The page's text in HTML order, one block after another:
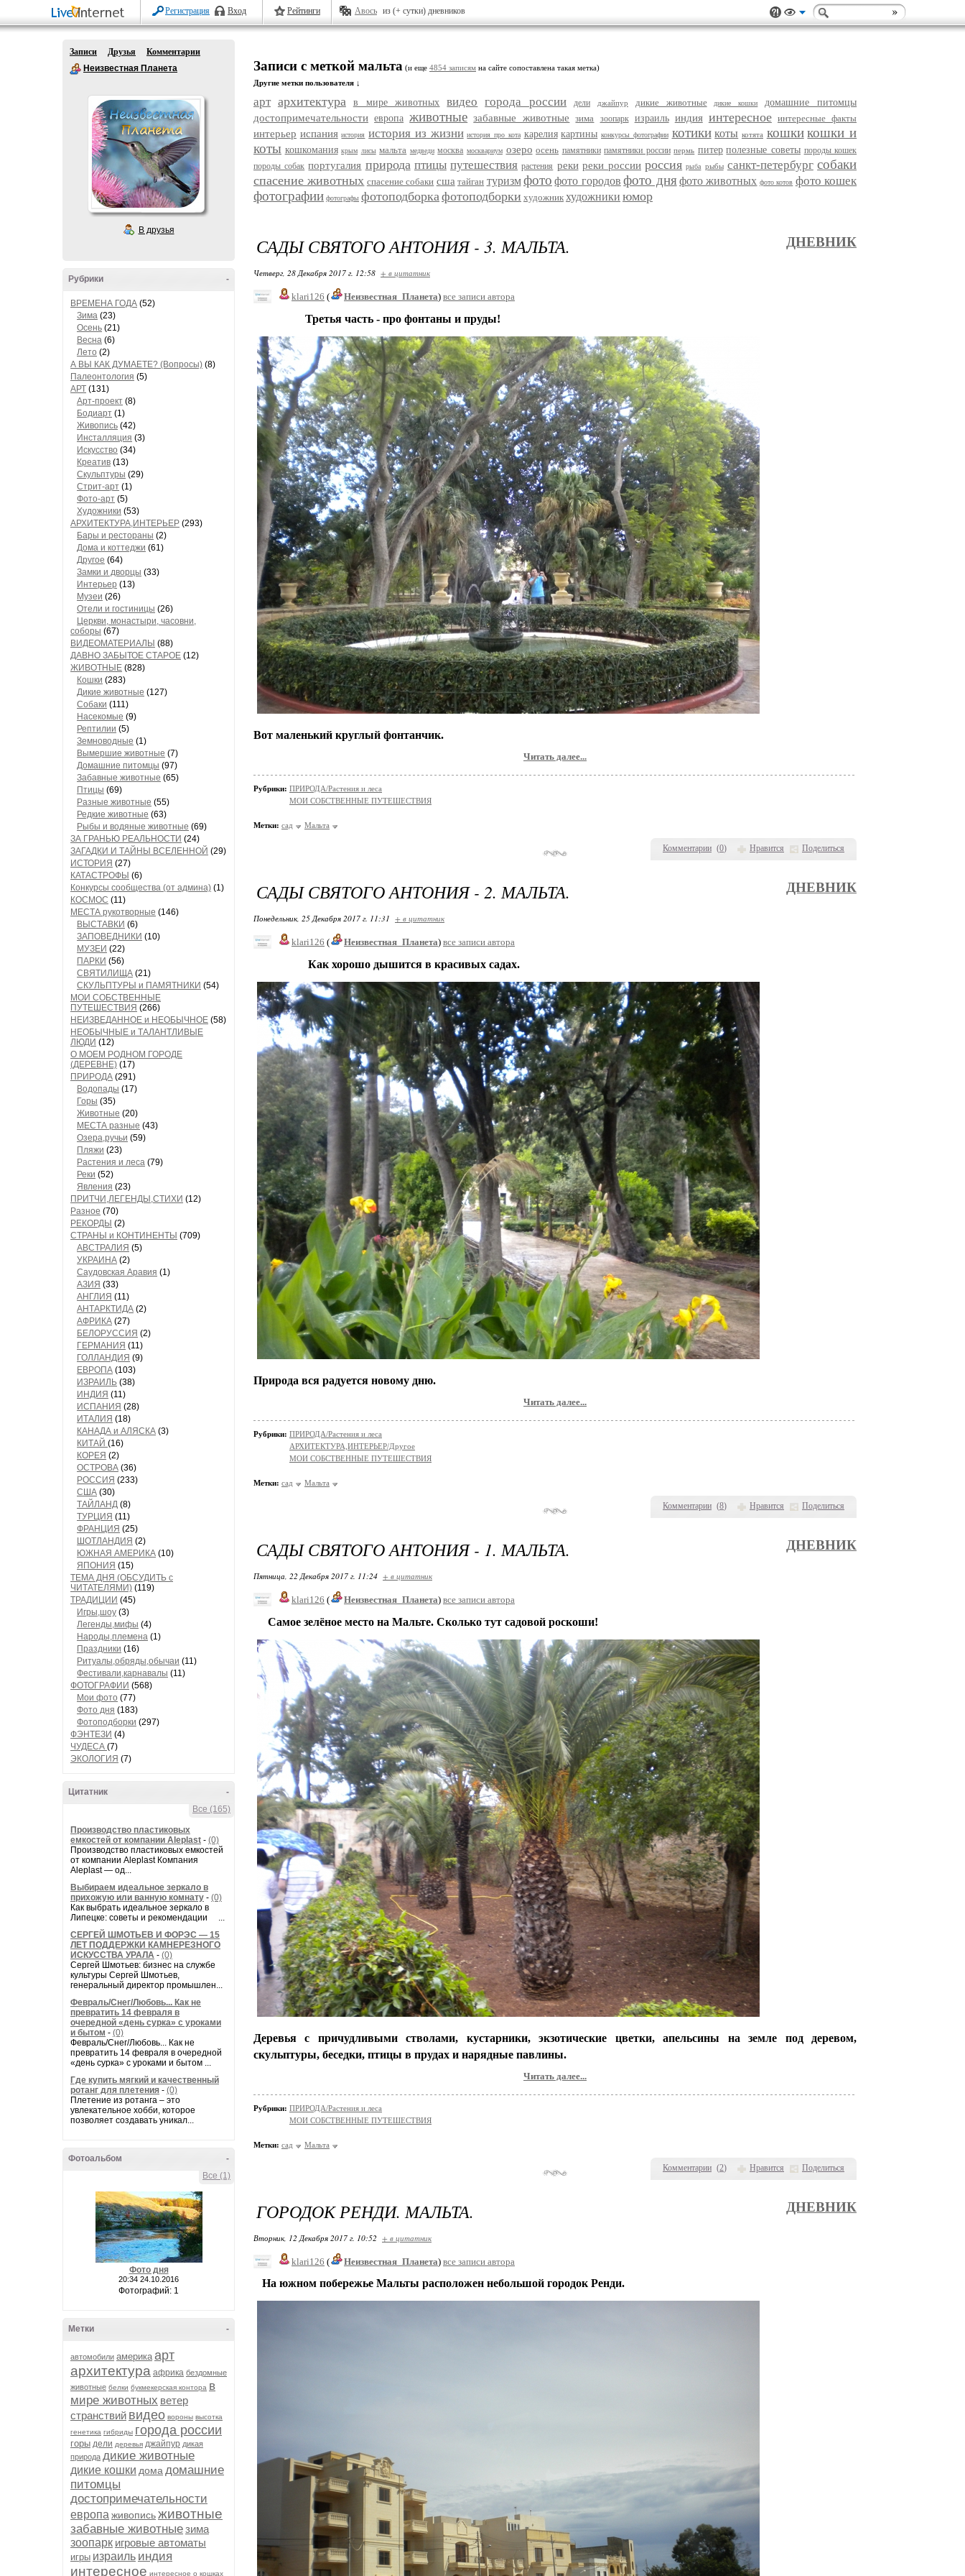
Регистрация Вход Рейтинги Авось из (+ сутки) дневников
Записи Друзья
Комментарии
Неизвестная Планета
В друзья
-
Рубрики
ВРЕМЕНА ГОДА (52)
Зима (23)
Осень (21)
Весна (6)
Лето (2)
А ВЫ КАК ДУМАЕТЕ? (Вопросы) (8)
Палеонтология (5)
АРТ (131)
Арт-проект (8)
Бодиарт (1)
Живопись (42)
Инсталляция (3)
Искусство (34)
Креатив (13)
Скульптуры (29)
Стрит-арт (1)
Фото-арт (5)
Художники (53)
АРХИТЕКТУРА,ИНТЕРЬЕР (293)
Бары и рестораны (2)
Дома и коттеджи (61)
Другое (64)
Замки и дворцы (33)
Интерьер (13)
Музеи (26)
Отели и гостиницы (26)
Церкви, монастыри, часовни,
соборы (67)
ВИДЕОМАТЕРИАЛЫ (88)
ДАВНО ЗАБЫТОЕ СТАРОЕ (12)
ЖИВОТНЫЕ (828)
Кошки (283)
Дикие животные (127)
Собаки (111)
Насекомые (9)
Рептилии (5)
Земноводные (1)
Вымершие животные (7)
Домашние питомцы (97)
Забавные животные (65)
Птицы (69)
Разные животные (55)
Редкие животные (63)
Рыбы и водяные животные (69)
ЗА ГРАНЬЮ РЕАЛЬНОСТИ (24)
ЗАГАДКИ И ТАЙНЫ ВСЕЛЕННОЙ (29)
ИСТОРИЯ (27)
КАТАСТРОФЫ (6)
Конкурсы сообщества (от админа) (1)
КОСМОС (11)
МЕСТА рукотворные (146)
ВЫСТАВКИ (6)
ЗАПОВЕДНИКИ (10)
МУЗЕИ (22)
ПАРКИ (56)
СВЯТИЛИЩА (21)
СКУЛЬПТУРЫ и ПАМЯТНИКИ (54)
МОИ СОБСТВЕННЫЕ
ПУТЕШЕСТВИЯ (266)
НЕИЗВЕДАННОЕ и НЕОБЫЧНОЕ (58)
НЕОБЫЧНЫЕ и ТАЛАНТЛИВЫЕ
ЛЮДИ (12)
О МОЕМ РОДНОМ ГОРОДЕ
(ДЕРЕВНЕ) (17)
ПРИРОДА (291)
Водопады (17)
Горы (35)
Животные (20)
МЕСТА разные (43)
Озера,ручьи (59)
Пляжи (23)
Растения и леса (79)
Реки (52)
Явления (23)
ПРИТЧИ,ЛЕГЕНДЫ,СТИХИ (12)
Разное (70)
РЕКОРДЫ (2)
СТРАНЫ и КОНТИНЕНТЫ (709)
АВСТРАЛИЯ (5)
УКРАИНА (2)
Саудовская Аравия (1)
АЗИЯ (33)
АНГЛИЯ (11)
АНТАРКТИДА (2)
АФРИКА (27)
БЕЛОРУССИЯ (2)
ГЕРМАНИЯ (11)
ГОЛЛАНДИЯ (9)
ЕВРОПА (103)
ИЗРАИЛЬ (38)
ИНДИЯ (11)
ИСПАНИЯ (28)
ИТАЛИЯ (18)
КАНАДА и АЛЯСКА (3)
КИТАЙ (16)
КОРЕЯ (2)
ОСТРОВА (36)
РОССИЯ (233)
США (30)
ТАЙЛАНД (8)
ТУРЦИЯ (11)
ФРАНЦИЯ (25)
ШОТЛАНДИЯ (2)
ЮЖНАЯ АМЕРИКА (10)
ЯПОНИЯ (15)
ТЕМА ДНЯ (ОБСУДИТЬ с
ЧИТАТЕЛЯМИ) (119)
ТРАДИЦИИ (45)
Игры,шоу (3)
Легенды,мифы (4)
Народы,племена (1)
Праздники (16)
Ритуалы,обряды,обычаи (11)
Фестивали,карнавалы (11)
ФОТОГРАФИИ (568)
Мои фото (77)
Фото дня (183)
Фотоподборки (297)
ФЭНТЕЗИ (4)
ЧУДЕСА (7)
ЭКОЛОГИЯ (7)
-
Цитатник
Все (165)
Производство пластиковых
емкостей от компании Aleplast - (0)
Производство пластиковых емкостей
от компании Aleplast Компания
Aleplast — од...
Выбираем идеальное зеркало в
прихожую или ванную комнату - (0)
Как выбрать идеальное зеркало в
Липецке: советы и рекомендации ...
СЕРГЕЙ ШМОТЬЕВ И ФОРЭС — 15
ЛЕТ ПОДДЕРЖКИ КАМНЕРЕЗНОГО
ИСКУССТВА УРАЛА - (0)
Сергей Шмотьев: бизнес на службе
культуры Сергей Шмотьев,
генеральный директор промышлен...
Февраль/Снег/Любовь... Как не
превратить 14 февраля в
очередной «день сурка» с уроками
и бытом - (0)
Февраль/Снег/Любовь... Как не
превратить 14 февраля в очередной
«день сурка» с уроками и бытом ...
Где купить мягкий и качественный
ротанг для плетения - (0)
Плетение из ротанга – это
увлекательное хобби, которое
позволяет создавать уникал...
-
Фотоальбом
Все (1)
Фото дня
20:34 24.10.2016
Фотографий: 1
-
Метки
автомобили америка арт
архитектура африка бездомные
животные белки букмекерская контора в
мире животных ветер
странствий видео вороны высотка
генетика гибриды города россии
горы дели деревья джайпур дикая
природа дикие животные
дикие кошки дома домашние
питомцы
достопримечательности
европа живописьживотные
забавные животныезима
зоопарк игровые автоматы
игры израиль индия
интересное интересное о кошках
Записи с меткой мальта (и еще 4854 записям на сайте сопоставлена такая метка)
Другие метки пользователя ↓
арт архитектура в мире животных видео города россии дели джайпур дикие животные дикие кошки домашние питомцы
достопримечательности европа животные забавные животные зима зоопарк израиль индия интересное интересные факты
интерьер испания история история из жизни история про кота карелия картины конкурсы фотографии котики коты котята кошки кошки и
коты кошкомания крым лисы мальта медведи москва москвариум озеро осень памятники памятники россии пермь питер полезные советы породы кошек
породы собак португалия природа птицы путешествия растения реки реки россии россия рыба рыбы санкт-петербург собаки
спасение животных спасение собаки сша тайган туризм фото фото городов фото дня фото животных фото котов фото кошек
фотографии фотографы фотоподборкафотоподборки художник художники юмор
Комментарии (0) Нравится Поделиться
САДЫ СВЯТОГО АНТОНИЯ - 3. МАЛЬТА. ДНЕВНИК
Четверг, 28 Декабря 2017 г. 12:58 + в цитатник
klari126 ( Неизвестная_Планета) все записи автора
Третья часть - про фонтаны и пруды!
Вот маленький круглый фонтанчик.
Читать далее...
Рубрики: ПРИРОДА/Растения и леса
МОИ СОБСТВЕННЫЕ ПУТЕШЕСТВИЯ
Метки: сад Мальта
Комментарии (8) Нравится Поделиться
САДЫ СВЯТОГО АНТОНИЯ - 2. МАЛЬТА. ДНЕВНИК
Понедельник, 25 Декабря 2017 г. 11:31 + в цитатник
klari126 ( Неизвестная_Планета) все записи автора
Как хорошо дышится в красивых садах.
Природа вся радуется новому дню.
Читать далее...
Рубрики: ПРИРОДА/Растения и леса
АРХИТЕКТУРА,ИНТЕРЬЕР/Другое
МОИ СОБСТВЕННЫЕ ПУТЕШЕСТВИЯ
Метки: сад Мальта
Комментарии (2) Нравится Поделиться
САДЫ СВЯТОГО АНТОНИЯ - 1. МАЛЬТА. ДНЕВНИК
Пятница, 22 Декабря 2017 г. 11:24 + в цитатник
klari126 ( Неизвестная_Планета) все записи автора
Самое зелёное место на Мальте. Сколько тут садовой роскоши!
Деревья с причудливыми стволами, кустарники, экзотические цветки, апельсины на земле под деревом,
скульптуры, беседки, птицы в прудах и нарядные павлины.
Читать далее...
Рубрики: ПРИРОДА/Растения и леса
МОИ СОБСТВЕННЫЕ ПУТЕШЕСТВИЯ
Метки: сад Мальта
ГОРОДОК РЕНДИ. МАЛЬТА. ДНЕВНИК
Вторник, 12 Декабря 2017 г. 10:52 + в цитатник
klari126 ( Неизвестная_Планета) все записи автора
На южном побережье Мальты расположен небольшой городок Ренди.